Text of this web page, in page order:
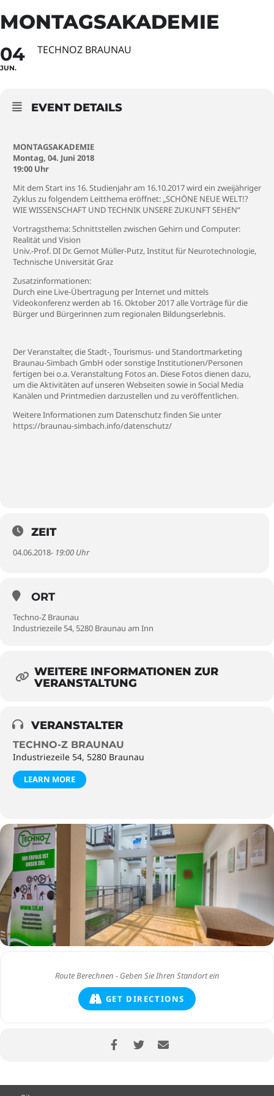
MONTAGSAKADEMIE
04
JUN.
TECHNOZ BRAUNAU
EVENT DETAILS
MONTAGSAKADEMIE
Montag, 04. Juni 2018
19:00 Uhr
Mit dem Start ins 16. Studienjahr am 16.10.2017 wird ein zweijähriger
Zyklus zu folgendem Leitthema eröffnet: „SCHÖNE NEUE WELT!?
WIE WISSENSCHAFT UND TECHNIK UNSERE ZUKUNFT SEHEN“
Vortragsthema: Schnittstellen zwischen Gehirn und Computer:
Realität und Vision
Univ.-Prof. DI Dr. Gernot Müller-Putz, Institut für Neurotechnologie,
Technische Universität Graz
Zusatzinformationen:
Durch eine Live-Übertragung per Internet und mittels
Videokonferenz werden ab 16. Oktober 2017 alle Vorträge für die
Bürger und Bürgerinnen zum regionalen Bildungserlebnis.
Der Veranstalter, die Stadt-, Tourismus- und Standortmarketing
Braunau-Simbach GmbH oder sonstige Institutionen/Personen
fertigen bei o.a. Veranstaltung Fotos an. Diese Fotos dienen dazu,
um die Aktivitäten auf unseren Webseiten sowie in Social Media
Kanälen und Printmedien darzustellen und zu veröffentlichen.
Weitere Informationen zum Datenschutz finden Sie unter
https://braunau-simbach.info/datenschutz/
ZEIT
04.06.2018- 19:00 Uhr
ORT
Techno-Z Braunau
Industriezeile 54, 5280 Braunau am Inn
WEITERE INFORMATIONEN ZUR
VERANSTALTUNG
VERANSTALTER
TECHNO-Z BRAUNAU
Industriezeile 54, 5280 Braunau
LEARN MORE
GET DIRECTIONS